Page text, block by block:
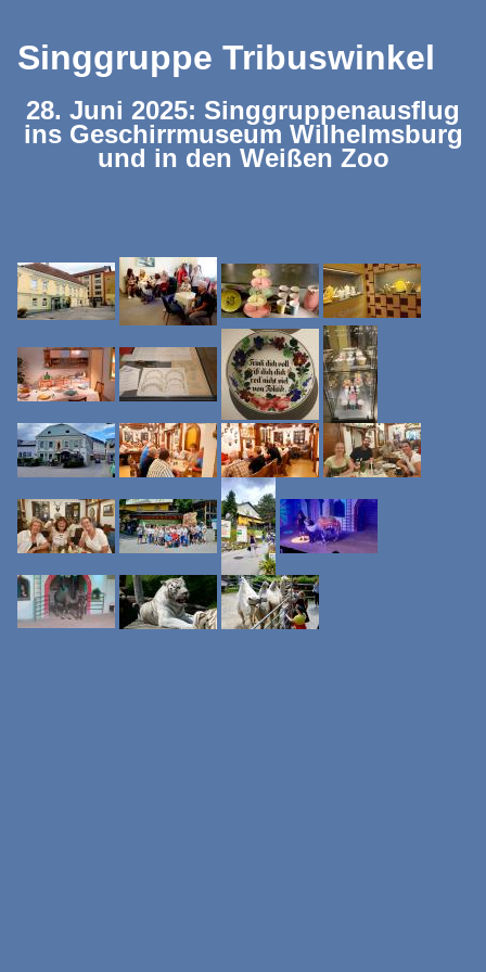
Singgruppe Tribuswinkel
28. Juni 2025: Singgruppenausflug
ins Geschirrmuseum Wilhelmsburg
und in den Weißen Zoo